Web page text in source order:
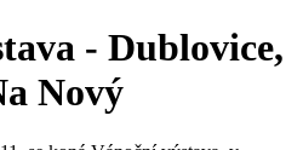
- Dublovice,
Nový